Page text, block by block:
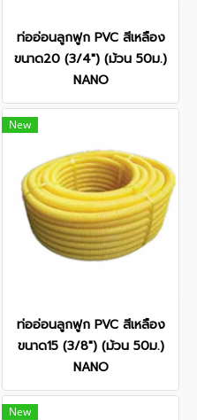
ท่ออ่อนลูกฟูก PVC สีเหลือง
ขนาด20 (3/4") (ม้วน 50ม.)
NANO
New
ท่ออ่อนลูกฟูก PVC สีเหลือง
ขนาด15 (3/8") (ม้วน 50ม.)
NANO
New